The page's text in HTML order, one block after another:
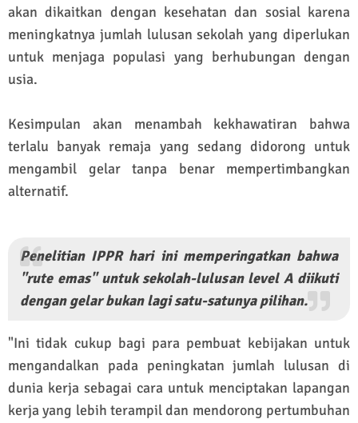
akan dikaitkan dengan kesehatan dan sosial karena
meningkatnya jumlah lulusan sekolah yang diperlukan
untuk menjaga populasi yang berhubungan dengan
usia.
Kesimpulan akan menambah kekhawatiran bahwa
terlalu banyak remaja yang sedang didorong untuk
mengambil gelar tanpa benar mempertimbangkan
alternatif.
Penelitian IPPR hari ini memperingatkan bahwa
"rute emas" untuk sekolah-lulusan level A diikuti
dengan gelar bukan lagi satu-satunya pilihan.
"Ini tidak cukup bagi para pembuat kebijakan untuk
mengandalkan pada peningkatan jumlah lulusan di
dunia kerja sebagai cara untuk menciptakan lapangan
kerja yang lebih terampil dan mendorong pertumbuhan